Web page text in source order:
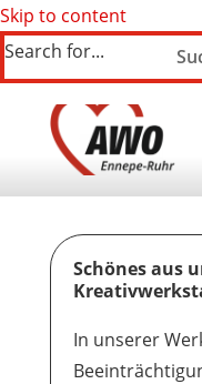
Skip to content
Search for...
Schönes aus
In unserer